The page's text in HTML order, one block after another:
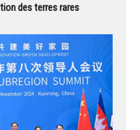
des terres rares